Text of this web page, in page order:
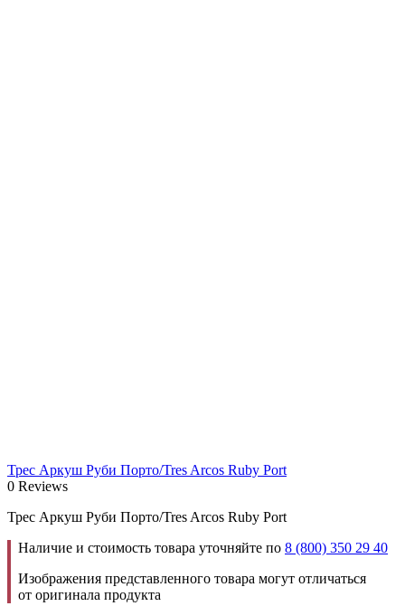
Трес Аркуш Руби Порто/Tres Arcos Ruby Port
0 Reviews
Трес Аркуш Руби Порто/Tres Arcos Ruby Port
Наличие и стоимость товара уточняйте по 8 (800) 350 29 40
Изображения представленного товара могут отличаться
от оригинала продукта